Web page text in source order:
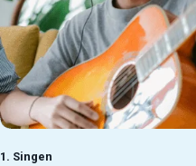
1. Singen